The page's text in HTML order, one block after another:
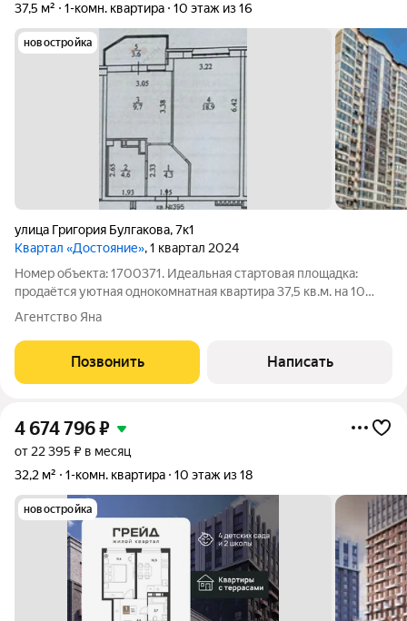
37,5 м² 1-комн. квартира 10 этаж из 16
новостройка
улица Григория Булгакова,7к1
Квартал «Достояние», 1 квартал 2024
Номер объекта: 1700371. Идеальная стартовая площадка:
продаётся уютная однокомнатная квартира 37,5 кв.м. на 10
этаже 16-этажного дома с современным ремонтом и
экономичный вариант для тех, кто
Агентство Яна
Позвонить Написать
4 674 796₽
от 22 395 ₽ в месяц
32,2 м²
1-комн. квартира 10 этаж из 18
новостройка